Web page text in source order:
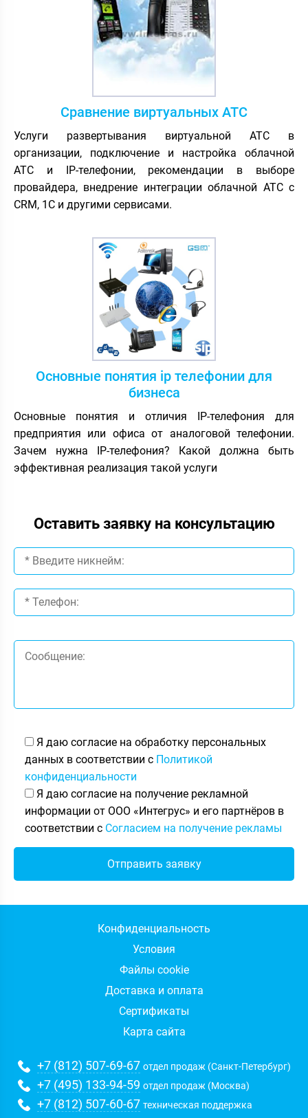
Сравнение виртуальных АТС
Услуги развертывания виртуальной АТС в
организации, подключение и настройка облачной
АТС и IP-телефонии, рекомендации в выборе
провайдера, внедрение интеграции облачной АТС с
CRM, 1С и другими сервисами.
Основные понятия ip телефонии для
бизнеса
Основные понятия и отличия IP-телефония для
предприятия или офиса от аналоговой телефонии.
Зачем нужна IP-телефония? Какой должна быть
эффективная реализация такой услуги
Оставить заявку на консультацию
Я даю согласие на обработку персональных
данных в соответствии с Политикой
конфиденциальности
Я даю согласие на получение рекламной
информации от ООО «Интегрус» и его партнёров в
соответствии с Согласием на получение рекламы
Конфиденциальность
Условия
Файлы cookie
Доставка и оплата
Сертификаты
Карта сайта
+7 (812) 507-69-67 отдел продаж (Санкт-Петербург)
+7 (495) 133-94-59 отдел продаж (Москва)
+7 (812) 507-60-67 техническая поддержка